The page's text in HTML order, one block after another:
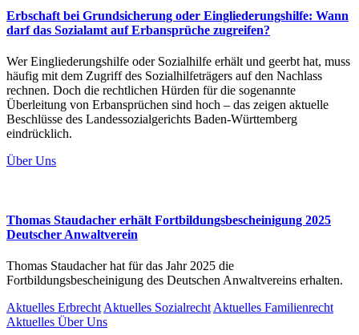
Erbschaft bei Grundsicherung oder Eingliederungshilfe: Wann
darf das Sozialamt auf Erbansprüche zugreifen?
Wer Eingliederungshilfe oder Sozialhilfe erhält und geerbt hat, muss
häufig mit dem Zugriff des Sozialhilfeträgers auf den Nachlass
rechnen. Doch die rechtlichen Hürden für die sogenannte
Überleitung von Erbansprüchen sind hoch – das zeigen aktuelle
Beschlüsse des Landessozialgerichts Baden-Württemberg
eindrücklich.
Über Uns
Thomas Staudacher erhält Fortbildungsbescheinigung 2025
Deutscher Anwaltverein
Thomas Staudacher hat für das Jahr 2025 die
Fortbildungsbescheinigung des Deutschen Anwaltvereins erhalten.
Aktuelles Erbrecht Aktuelles Sozialrecht Aktuelles Familienrecht
Aktuelles Über Uns